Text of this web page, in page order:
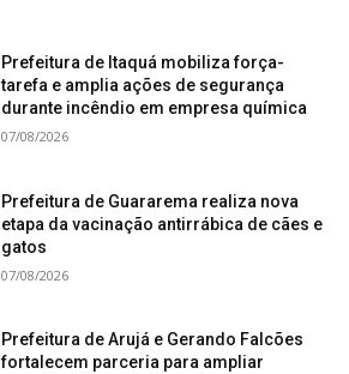
Prefeitura de Itaquá mobiliza força-
tarefa e amplia ações de segurança
durante incêndio em empresa química
07/08/2026
Prefeitura de Guararema realiza nova
etapa da vacinação antirrábica de cães e
gatos
07/08/2026
Prefeitura de Arujá e Gerando Falcões
fortalecem parceria para ampliar